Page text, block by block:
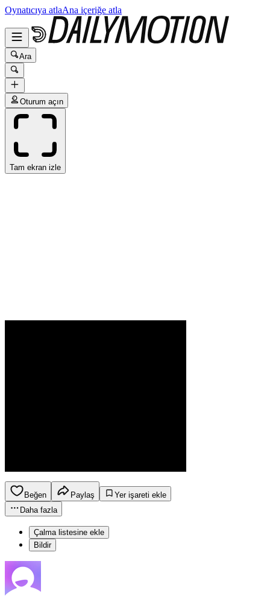
Oynatıcıya atlaAna içeriğe atla
Ara
Oturum açın
Tam ekran izle
Beğen Paylaş
Yer işareti ekle
Daha fazla
Çalma listesine ekle
Bildir